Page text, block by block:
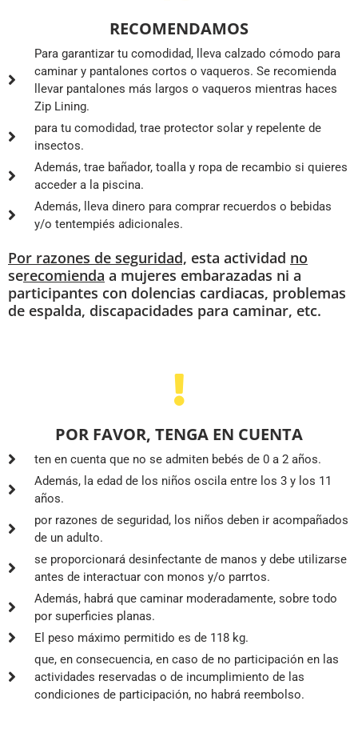
RECOMENDAMOS
Para garantizar tu comodidad, lleva calzado cómodo para
caminar y pantalones cortos o vaqueros. Se recomienda
llevar pantalones más largos o vaqueros mientras haces
Zip Lining.
para tu comodidad, trae protector solar y repelente de
insectos.
Además, trae bañador, toalla y ropa de recambio si quieres
acceder a la piscina.
Además, lleva dinero para comprar recuerdos o bebidas
y/o tentempiés adicionales.
Por razones de seguridad, esta actividad no
serecomienda a mujeres embarazadas ni a
participantes con dolencias cardiacas, problemas
de espalda, discapacidades para caminar, etc.
POR FAVOR, TENGA EN CUENTA
ten en cuenta que no se admiten bebés de 0 a 2 años.
Además, la edad de los niños oscila entre los 3 y los 11
años.
por razones de seguridad, los niños deben ir acompañados
de un adulto.
se proporcionará desinfectante de manos y debe utilizarse
antes de interactuar con monos y/o parrtos.
Además, habrá que caminar moderadamente, sobre todo
por superficies planas.
El peso máximo permitido es de 118 kg.
que, en consecuencia, en caso de no participación en las
actividades reservadas o de incumplimiento de las
condiciones de participación, no habrá reembolso.